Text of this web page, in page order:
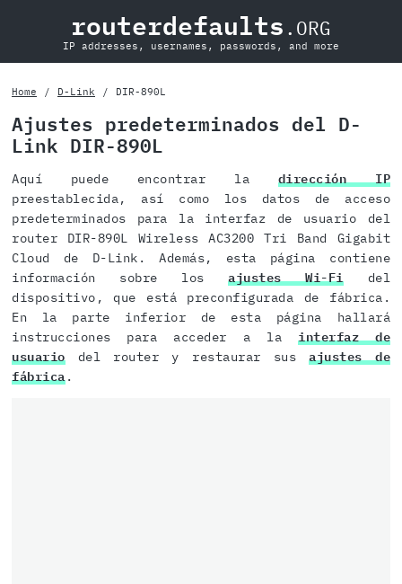
routerdefaults .ORG
IP addresses, usernames, passwords, and more
Home D-Link DIR-890L
Ajustes predeterminados del D-
Link DIR-890L
Aquí puede encontrar la dirección IP
preestablecida, así como los datos de acceso
predeterminados para la interfaz de usuario del
router DIR-890L Wireless AC3200 Tri Band Gigabit
Cloud de D-Link. Además, esta página contiene
información sobre losajustes Wi-Fidel
dispositivo, que está preconfigurada de fábrica.
En la parte inferior de esta página hallará
instrucciones para acceder a lainterfaz de
usuariodel router y restaurar susajustes de
fábrica.